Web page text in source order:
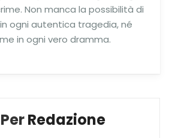
Non manca la possibilità di
ogni autentica tragedia, né
in ogni vero dramma.
PerRedazione